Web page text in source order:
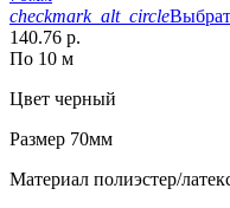
checkmark_alt_circle
140.76 р.
По 10 м
Цвет черный
Размер 70мм
Материал полиэстер/